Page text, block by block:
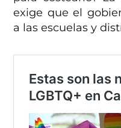
exige que el
a las escuelas y